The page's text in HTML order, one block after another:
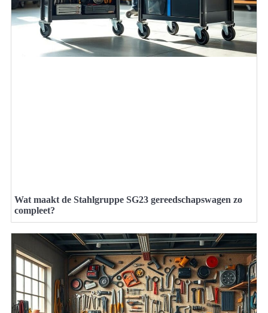
Wat maakt de Stahlgruppe SG23 gereedschapswagen zo
compleet?